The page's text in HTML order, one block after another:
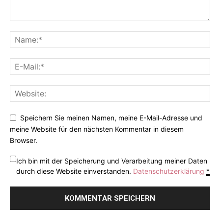
Speichern Sie meinen Namen, meine E-Mail-Adresse und
meine Website für den nächsten Kommentar in diesem
Browser.
Ich bin mit der Speicherung und Verarbeitung meiner Daten
durch diese Website einverstanden. Datenschutzerklärung *